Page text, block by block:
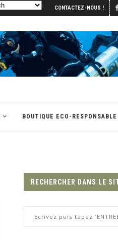
CONTACTEZ-NOUS !
BOUTIQUE ECO-RESPONSABLE
RECHERCHER DANS LE